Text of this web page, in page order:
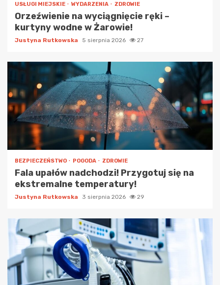
USŁUGI MIEJSKIE WYDARZENIA ZDROWIE
Orzeźwienie na wyciągnięcie ręki –
kurtyny wodne w Żarowie!
Justyna Rutkowska 5 sierpnia 2026 27
BEZPIECZEŃSTWO POGODA ZDROWIE
Fala upałów nadchodzi! Przygotuj się na
ekstremalne temperatury!
Justyna Rutkowska 3 sierpnia 2026 29